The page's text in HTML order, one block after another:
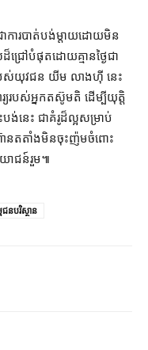
ការបាត់បង់​ម្តាយ​ដោយ​មិន
រៅ​បំផុត​ដោយ​គ្មាន​ថ្ងៃជា​
បស់​យុវជន យីម លាងហ៊ី នេះ
រ្យ​របស់​អ្នកតស៊ូ​មតិ ដើម្បី​យុត្តិ
នេះ ជា​គំរូ​ដ៏​ល្អ​សម្រាប់​
ហ៊ាន​តតាំង​មិន​ចុះ​ញ៉ម​ចំពោះ​
ោជន៍​រួម៕
ជនបរិស្ថាន